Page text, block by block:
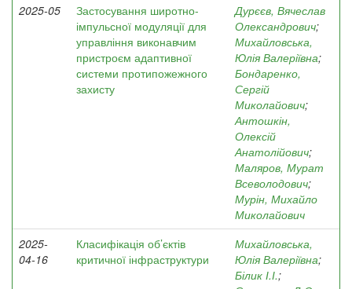
2025-05
Застосування широтно-
імпульсної модуляції для
управління виконавчим
пристроєм адаптивної
системи протипожежного
захисту
Дурєєв, Вячеслав
Олександрович;
Михайловська,
Юлія Валеріївна;
Бондаренко,
Сергій
Миколайович;
Антошкін,
Олексій
Анатолійович;
Маляров, Мурат
Всеволодович;
Мурін, Михайло
Миколайович
2025-
04-16
Класифікація об’єктів
критичної інфраструктури
Михайловська,
Юлія Валеріївна;
Білик І.І.;